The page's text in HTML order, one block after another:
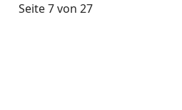
Seite 7 von 27